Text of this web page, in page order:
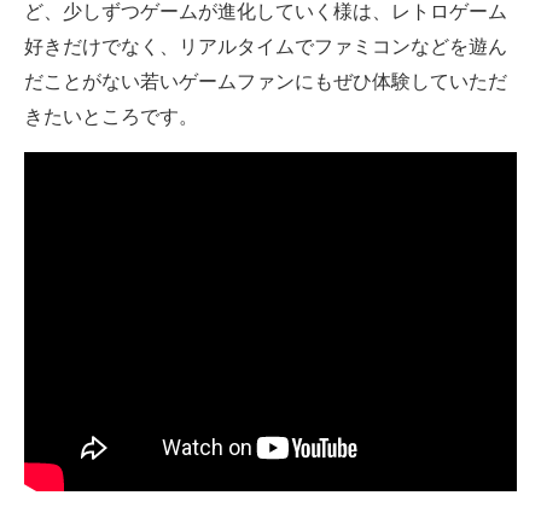
ど、少しずつゲームが進化していく様は、レトロゲーム
好きだけでなく、リアルタイムでファミコンなどを遊ん
だことがない若いゲームファンにもぜひ体験していただ
きたいところです。